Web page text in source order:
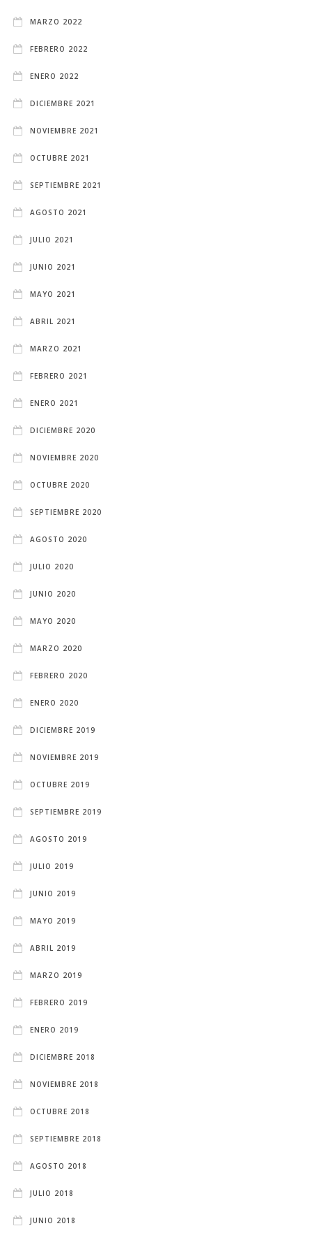
MARZO 2022
FEBRERO 2022
ENERO 2022
DICIEMBRE 2021
NOVIEMBRE 2021
OCTUBRE 2021
SEPTIEMBRE 2021
AGOSTO 2021
JULIO 2021
JUNIO 2021
MAYO 2021
ABRIL 2021
MARZO 2021
FEBRERO 2021
ENERO 2021
DICIEMBRE 2020
NOVIEMBRE 2020
OCTUBRE 2020
SEPTIEMBRE 2020
AGOSTO 2020
JULIO 2020
JUNIO 2020
MAYO 2020
MARZO 2020
FEBRERO 2020
ENERO 2020
DICIEMBRE 2019
NOVIEMBRE 2019
OCTUBRE 2019
SEPTIEMBRE 2019
AGOSTO 2019
JULIO 2019
JUNIO 2019
MAYO 2019
ABRIL 2019
MARZO 2019
FEBRERO 2019
ENERO 2019
DICIEMBRE 2018
NOVIEMBRE 2018
OCTUBRE 2018
SEPTIEMBRE 2018
AGOSTO 2018
JULIO 2018
JUNIO 2018